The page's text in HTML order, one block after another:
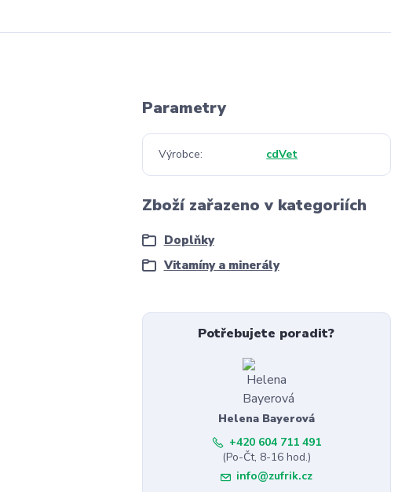
Parametry
Výrobce cdVet
Zboží zařazeno v kategoriích
Doplňky
Vitamíny a minerály
Potřebujete poradit?
Helena Bayerová
+420 604 711 491
(Po-Čt, 8-16 hod.)
info@zufrik.cz